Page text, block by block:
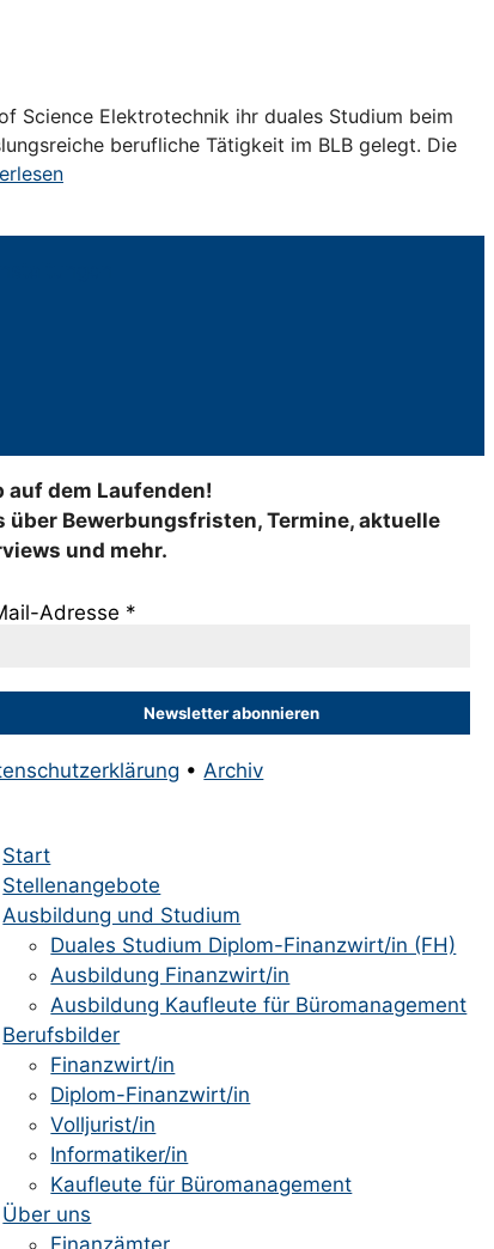
Science Elektrotechnik ihr duales Studium beim
berufliche Tätigkeit im BLB gelegt. Die
auf dem Laufenden!
über Bewerbungsfristen, Termine, aktuelle
und mehr.
Adresse *
• Archiv
Start
Stellenangebote
Ausbildung und Studium
Duales Studium Diplom-Finanzwirt/in (FH)
Ausbildung Finanzwirt/in
Ausbildung Kaufleute für Büromanagement
Berufsbilder
Finanzwirt/in
Diplom-Finanzwirt/in
Volljurist/in
Informatiker/in
Kaufleute für Büromanagement
Über uns
Finanzämter